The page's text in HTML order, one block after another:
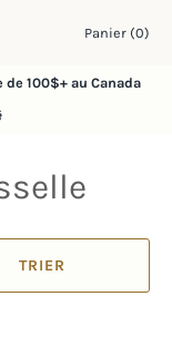
Panier (0)
de 100$+ au Canada
TRIER